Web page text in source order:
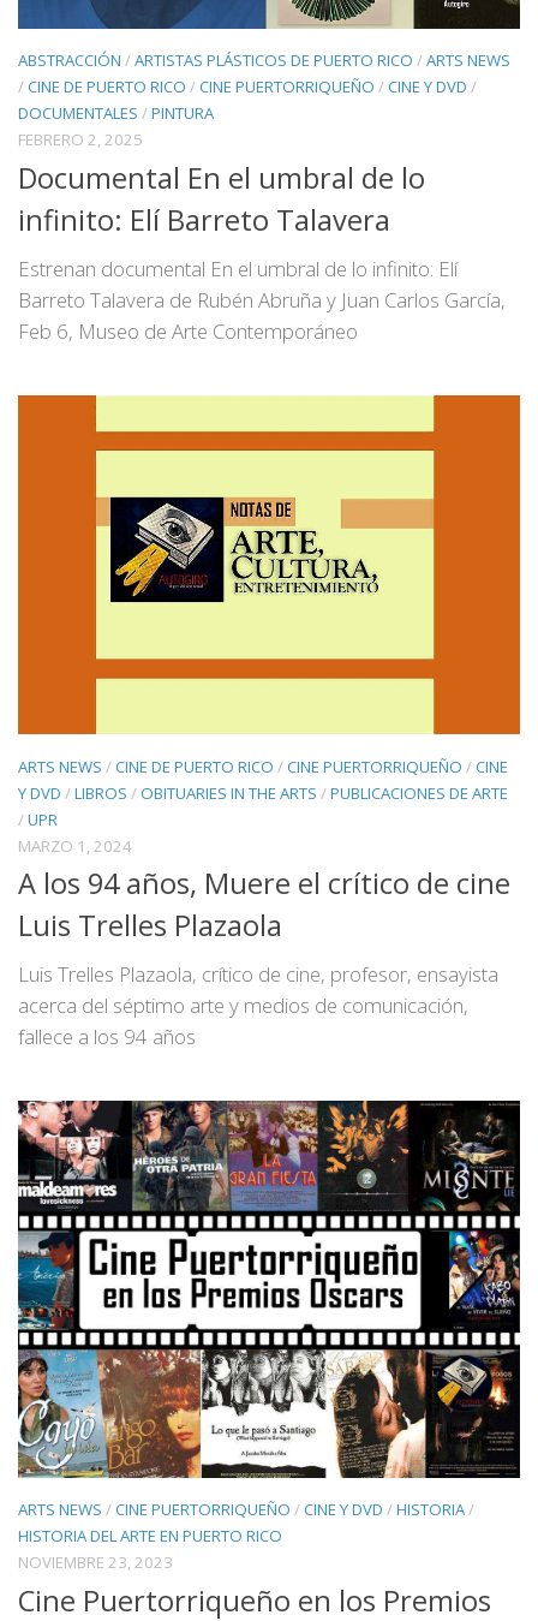
ABSTRACCIÓN /ARTISTAS PLÁSTICOS DE PUERTO RICO /ARTS NEWS
/CINE DE PUERTO RICO /CINE PUERTORRIQUEÑO /CINE Y DVD /
DOCUMENTALES /PINTURA
FEBRERO 2, 2025
Documental En el umbral de lo
infinito: Elí Barreto Talavera
Estrenan documental En el umbral de lo infinito: Elí
Barreto Talavera de Rubén Abruña y Juan Carlos García,
Feb 6, Museo de Arte Contemporáneo
ARTS NEWS /CINE DE PUERTO RICO /CINE PUERTORRIQUEÑO /CINE
Y DVD /LIBROS / OBITUARIES IN THE ARTS /PUBLICACIONES DE ARTE
/UPR
MARZO 1, 2024
A los 94 años, Muere el crítico de cine
Luis Trelles Plazaola
Luis Trelles Plazaola, crítico de cine, profesor, ensayista
acerca del séptimo arte y medios de comunicación,
fallece a los 94 años
ARTS NEWS /CINE PUERTORRIQUEÑO /CINE Y DVD /HISTORIA/
HISTORIA DEL ARTE EN PUERTO RICO
NOVIEMBRE 23, 2023
Cine Puertorriqueño en los Premios